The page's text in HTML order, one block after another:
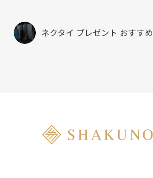
ネクタイ プレゼント おすすめ